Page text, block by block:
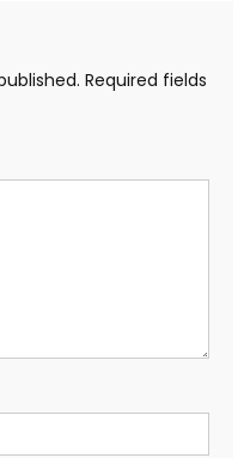
Required fields